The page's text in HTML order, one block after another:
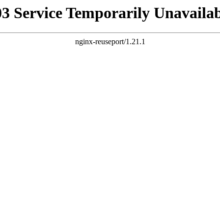
Service Temporarily
nginx-reuseport/1.21.1